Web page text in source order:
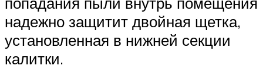
надежно защитит двойная щетка,
установленная в нижней секции
калитки.